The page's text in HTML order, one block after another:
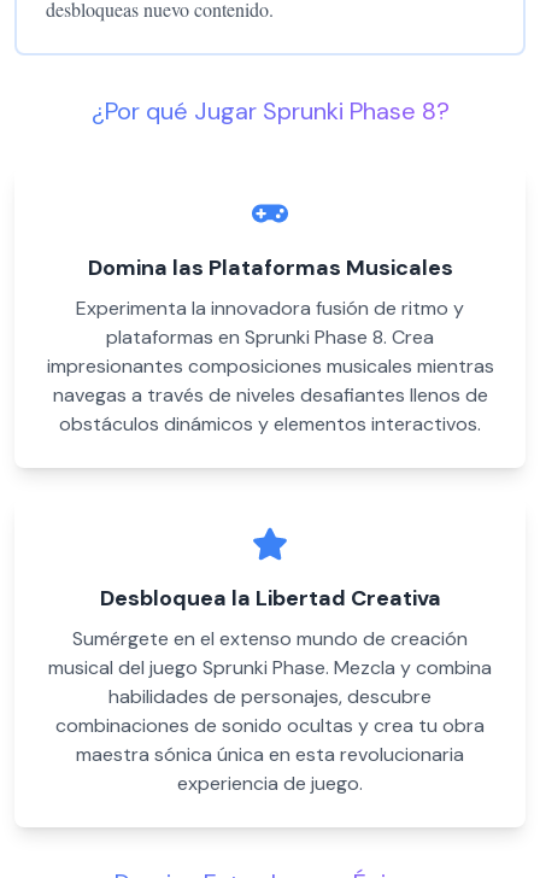
desbloqueas nuevo contenido.
¿Por qué Jugar Sprunki Phase 8?
Domina las Plataformas Musicales
Experimenta la innovadora fusión de ritmo y
plataformas en Sprunki Phase 8. Crea
impresionantes composiciones musicales mientras
navegas a través de niveles desafiantes llenos de
obstáculos dinámicos y elementos interactivos.
Desbloquea la Libertad Creativa
Sumérgete en el extenso mundo de creación
musical del juego Sprunki Phase. Mezcla y combina
habilidades de personajes, descubre
combinaciones de sonido ocultas y crea tu obra
maestra sónica única en esta revolucionaria
experiencia de juego.